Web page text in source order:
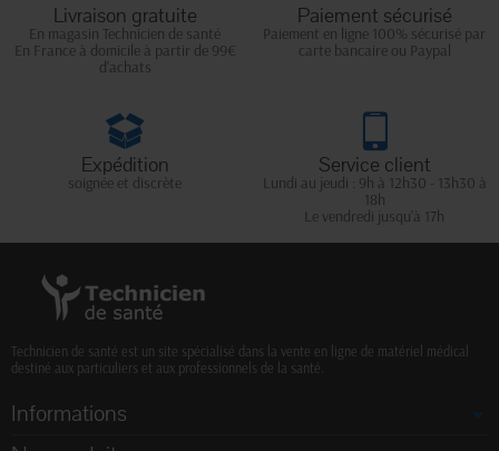
Livraison gratuite
En magasin Technicien de santé
En France à domicile à partir de 99€
d'achats
Paiement sécurisé
Paiement en ligne 100% sécurisé par
carte bancaire ou Paypal
Expédition
soignée et discrète
Service client
Lundi au jeudi : 9h à 12h30 - 13h30 à
18h
Le vendredi jusqu'à 17h
Technicien de santé est un site spécialisé dans la vente en ligne de matériel médical
destiné aux particuliers et aux professionnels de la santé.
Informations